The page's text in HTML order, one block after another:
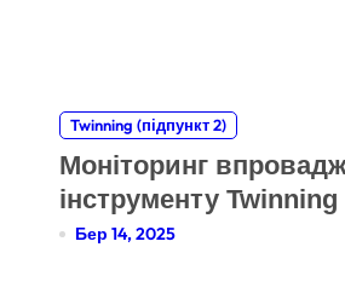
Twinning (підпункт 2)
Моніторинг
інструменту Twinning
Бер 14, 2025